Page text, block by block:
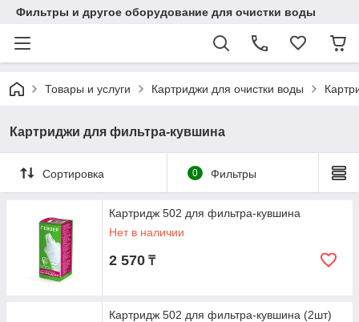
Фильтры и другое оборудование для очистки воды
Товары и услуги Картриджи для очистки воды
Картриджи для фильтра-кувшина
Сортировка 0 Фильтры
Картридж 502 для фильтра-кувшина
Нет в наличии
2 570 ₸
Картридж 502 для фильтра-кувшина (2шт)